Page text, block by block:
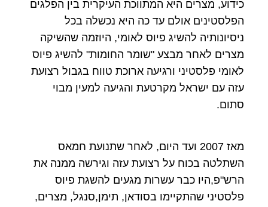
כידוע, מצרים היא המתווכת העיקרית בין הפלגים
הפלסטינים אולם עד כה היא נכשלה בכל
ניסיונותיה להשיג פיוס לאומי, היוזמה שהשיקה
מצרים לאחר מבצע "שומר החומות" להשיג פיוס
לאומי פלסטיני ורגיעה ארוכת טווח בגבול רצועת
עזה עם ישראל מקרטעת והגיעה למעין מבוי
סתום.
מאז 2007 ועד היום, לאחר שתנועת חמאס
השתלטה בכוח על רצועת עזה וגירשה ממנה את
הרש"פ,היו כבר עשרות מגעים להשגת פיוס
פלסטיני שהתקיימו בסודאן, תימן,סנגל, מצרים,